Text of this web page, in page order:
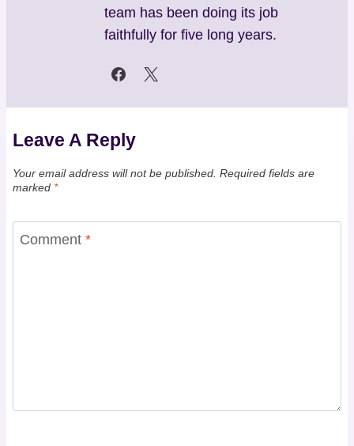
team has been doing its job
faithfully for five long years.
Leave A Reply
Your email address will not be published. Required fields are
marked *
Comment *